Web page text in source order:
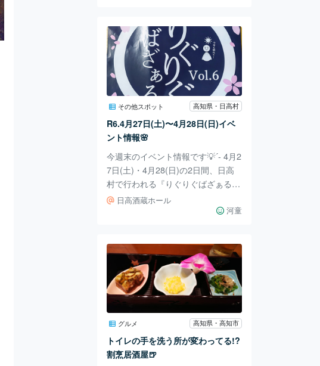
魚屋を土佐清水市で営んでいたこと
もあって、漁港から直接仕入れた上
質な鮮魚をお食事として提供されて
います。 注文できるメニューに
は、朝どれの魚を取り入れた定食や
丼もの、また魚が苦手な人には「豚
カツ定食」(1080円)といったボリュ
ームたっぷりなランチも用意されて
いますよ！ り
その他スポット 高知県・日高村
R6.4月27日(土)〜4月28日(日)イベ
ント情報🌸
今週末のイベント情報です💡´- 4月2
7日(土)・4月28(日)の2日間、日高
村で行われる『りぐりぐばざぁる』
です!🤗 開催される場所は「日高酒
蔵ホール」です🍶 「日高酒蔵ホー
財に登録されています✨ 現在は歴史
ある建物の一部がリノベーションさ
れ小さなホールとして利用されてい
るそうです- ̗̀👏🏻 ̖́- 歴史を感じなが
ら楽しめるイベントに出店されるお
店はこちら👇🏻 多種多様ですが、イ
ベントでは珍しく占いのお店が多い
気がします🧐 占
日高酒蔵ホール
河童
グルメ 高知県・高知市
トイレの手を洗う所が変わってる!?
割烹居酒屋🍺